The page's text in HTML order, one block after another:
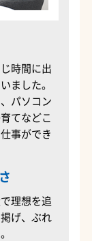
時間に出
ました。
パソコン
てなどこ
事ができ
理想を追
げ、ぶれ